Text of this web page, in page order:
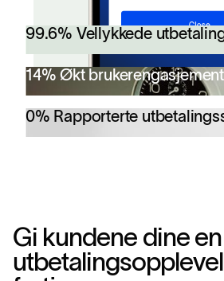
99.6% Vellykkede
14% Økt brukerengasjement
0% Rapporterte
Gi kundene dine en
utbetalingsopplevel